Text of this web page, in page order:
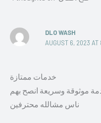
DLO WASH
AUGUST 6, 2023 AT
خدمات ممتازة
موثوقة وسريعة انصح بهم
ناس مشالله محترفين